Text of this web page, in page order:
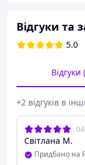
Відгуки та
5.0
Відгуки
+2 відгуків в
Світлана М.
Придбано на